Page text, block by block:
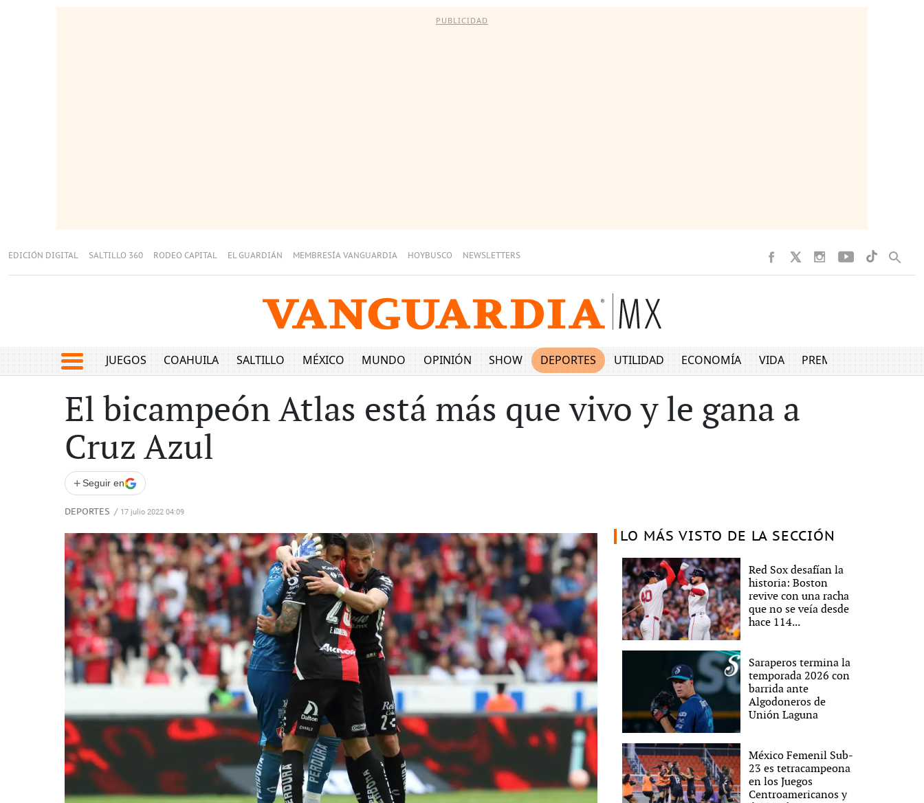
PUBLICIDAD
EDICIÓN DIGITAL SALTILLO 360 RODEO CAPITAL EL GUARDIÁN MEMBRESÍA VANGUARDIA HOYBUSCO NEWSLETTERS
JUEGOS COAHUILA SALTILLO MÉXICO MUNDO OPINIÓN SHOW DEPORTES UTILIDAD ECONOMÍA VIDA PREMIUM
El bicampeón Atlas está más que vivo y le gana a
Cruz Azul
+ Seguir en
DEPORTES / 17 julio 2022 04:09
LO MÁS VISTO DE LA SECCIÓN
Red Sox desafían la
historia: Boston
revive con una racha
que no se veía desde
hace 114...
Saraperos termina la
temporada 2026 con
barrida ante
Algodoneros de
Unión Laguna
México Femenil Sub-
23 es tetracampeona
en los Juegos
Centroamericanos y